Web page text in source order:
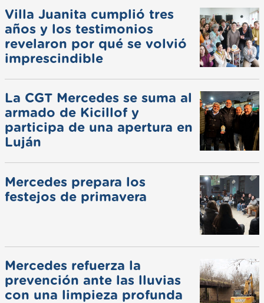
Villa Juanita cumplió tres
años y los testimonios
revelaron por qué se volvió
imprescindible
La CGT Mercedes se suma al
armado de Kicillof y
participa de una apertura en
Luján
Mercedes prepara los
festejos de primavera
Mercedes refuerza la
prevención ante las lluvias
con una limpieza profunda